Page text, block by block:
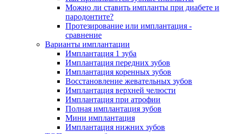
Можно ли ставить импланты при диабете и
пародонтите?
Протезирование или имплантация -
сравнение
Варианты имплантации
Имплантация 1 зуба
Имплантация передних зубов
Имплантация коренных зубов
Восстановление жевательных зубов
Имплантация верхней челюсти
Имплантация при атрофии
Полная имплантация зубов
Мини имплантация
Имплантация нижних зубов